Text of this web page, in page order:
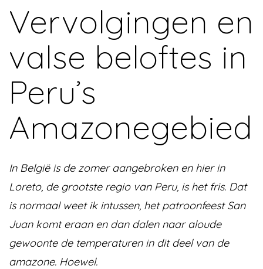
Vervolgingen en
valse beloftes in
Peru’s
Amazonegebied
In België is de zomer aangebroken en hier in
Loreto, de grootste regio van Peru, is het fris. Dat
is normaal weet ik intussen, het patroonfeest San
Juan komt eraan en dan dalen naar aloude
gewoonte de temperaturen in dit deel van de
amazone. Hoewel.